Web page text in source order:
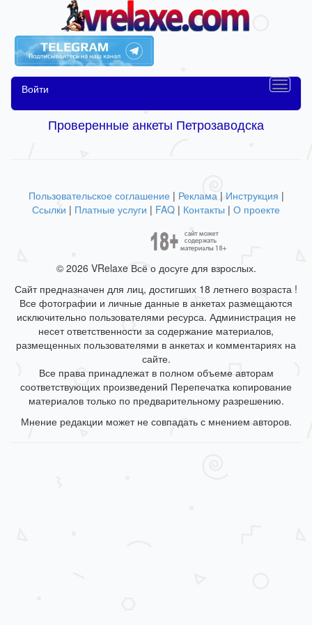
Войти
Проверенные анкеты Петрозаводска
Пользовательское соглашение | Реклама| Инструкция |
Ссылки | Платные услуги | FAQ | Контакты | О проекте
© 2026 VRelaxe Всё о досуге для взрослых.
Сайт предназначен для лиц, достигших 18 летнего возраста !
Все фотографии и личные данные в анкетах размещаются
исключительно пользователями ресурса. Администрация не
несет ответственности за содержание материалов,
размещенных пользователями в анкетах и комментариях на
сайте.
Все права принадлежат в полном объеме авторам
соответствующих произведений Перепечатка копирование
материалов только по предварительному разрешению.
Мнение редакции может не совпадать с мнением авторов.